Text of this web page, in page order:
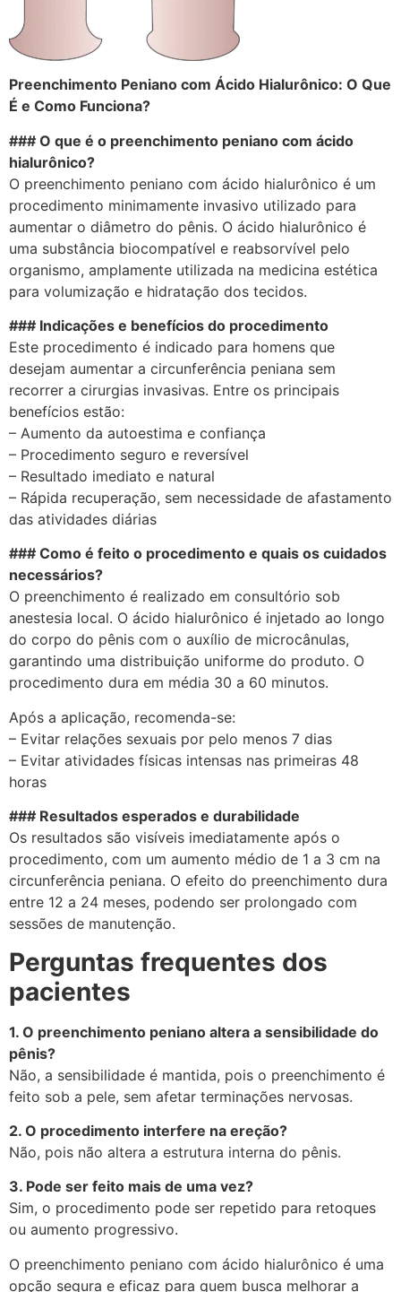
Preenchimento Peniano com Ácido Hialurônico: O Que
É e Como Funciona?
### O que é o preenchimento peniano com ácido
hialurônico?
O preenchimento peniano com ácido hialurônico é um
procedimento minimamente invasivo utilizado para
aumentar o diâmetro do pênis. O ácido hialurônico é
uma substância biocompatível e reabsorvível pelo
organismo, amplamente utilizada na medicina estética
para volumização e hidratação dos tecidos.
### Indicações e benefícios do procedimento
Este procedimento é indicado para homens que
desejam aumentar a circunferência peniana sem
recorrer a cirurgias invasivas. Entre os principais
benefícios estão:
– Aumento da autoestima e confiança
– Procedimento seguro e reversível
– Resultado imediato e natural
– Rápida recuperação, sem necessidade de afastamento
das atividades diárias
### Como é feito o procedimento e quais os cuidados
necessários?
O preenchimento é realizado em consultório sob
anestesia local. O ácido hialurônico é injetado ao longo
do corpo do pênis com o auxílio de microcânulas,
garantindo uma distribuição uniforme do produto. O
procedimento dura em média 30 a 60 minutos.
Após a aplicação, recomenda-se:
– Evitar relações sexuais por pelo menos 7 dias
– Evitar atividades físicas intensas nas primeiras 48
horas
### Resultados esperados e durabilidade
Os resultados são visíveis imediatamente após o
procedimento, com um aumento médio de 1 a 3 cm na
circunferência peniana. O efeito do preenchimento dura
entre 12 a 24 meses, podendo ser prolongado com
sessões de manutenção.
Perguntas frequentes dos
pacientes
1. O preenchimento peniano altera a sensibilidade do
pênis?
Não, a sensibilidade é mantida, pois o preenchimento é
feito sob a pele, sem afetar terminações nervosas.
2. O procedimento interfere na ereção?
Não, pois não altera a estrutura interna do pênis.
3. Pode ser feito mais de uma vez?
Sim, o procedimento pode ser repetido para retoques
ou aumento progressivo.
O preenchimento peniano com ácido hialurônico é uma
opção segura e eficaz para quem busca melhorar a